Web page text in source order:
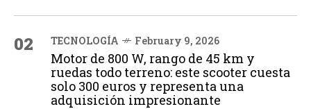
02 TECNOLOGÍA February 9, 2026
Motor de 800 W, rango de 45 km y
ruedas todo terreno: este scooter cuesta
solo 300 euros y representa una
adquisición impresionante